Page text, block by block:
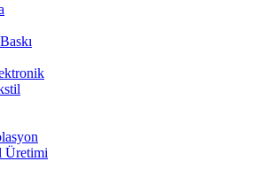
Üretimi